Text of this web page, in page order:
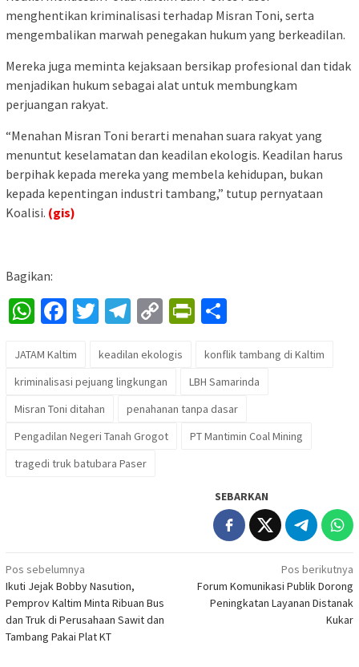
menghentikan kriminalisasi terhadap Misran Toni, serta
mengembalikan marwah penegakan hukum yang berkeadilan.
Mereka juga meminta kejaksaan bersikap profesional dan tidak
menjadikan hukum sebagai alat untuk membungkam
perjuangan rakyat.
“Menahan Misran Toni berarti menahan suara rakyat yang
menuntut keselamatan dan keadilan ekologis. Keadilan harus
berpihak kepada mereka yang membela kehidupan, bukan
kepada kepentingan industri tambang,” tutup pernyataan
Koalisi. (gis)
Bagikan:
WhatsApp
Facebook
Twitter
Telegram
CopyPrintFriendly
JATAM Kaltim keadilan ekologis
konflik tambang di Kaltim
kriminalisasi pejuang lingkungan
LBH Samarinda
Misran Toni ditahan
penahanan tanpa dasar
Pengadilan Negeri Tanah Grogot
PT Mantimin Coal Mining
tragedi truk batubara Paser
SEBARKAN
Navigasi
pos
Pos sebelumnya
Ikuti Jejak Bobby Nasution,
Pemprov Kaltim Minta Ribuan Bus
dan Truk di Perusahaan Sawit dan
Tambang Pakai Plat KT
Pos berikutnya
Forum Komunikasi Publik Dorong
Peningkatan Layanan Distanak
Kukar